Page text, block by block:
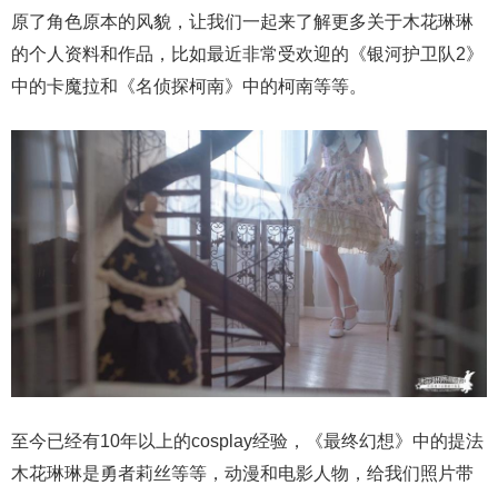
原了角色原本的风貌，让我们一起来了解更多关于木花琳琳
的个人资料和作品，比如最近非常受欢迎的《银河护卫队2》
中的卡魔拉和《名侦探柯南》中的柯南等等。
至今已经有10年以上的cosplay经验，《最终幻想》中的提法
木花琳琳是勇者莉丝等等，动漫和电影人物，给我们照片带